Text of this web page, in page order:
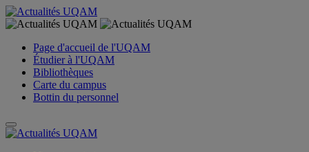
Page d'accueil de l'UQAM
Étudier à l'UQAM
Bibliothèques
Carte du campus
Bottin du personnel